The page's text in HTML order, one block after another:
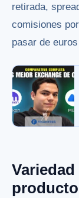
retirada,
comisiones
pasar de